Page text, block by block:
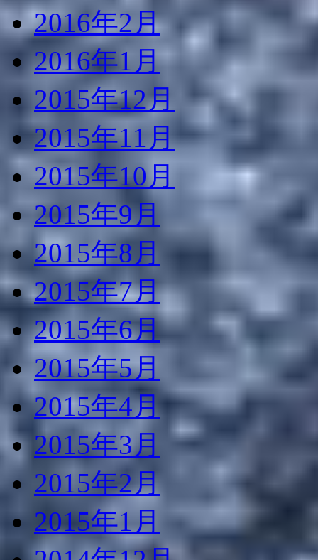
2016年2月
2016年1月
2015年12月
2015年11月
2015年10月
2015年9月
2015年8月
2015年7月
2015年6月
2015年5月
2015年4月
2015年3月
2015年2月
2015年1月